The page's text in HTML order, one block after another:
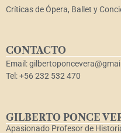
Críticas de Ópera, Ballet y
CONTACTO
Email:
Tel: +56 232 532 470
GILBERTO PONCE
Apasionado Profesor de